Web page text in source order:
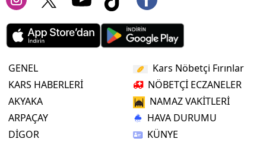
GENEL
KARS HABERLERİ
AKYAKA
ARPAÇAY
DİGOR
Kars Nöbetçi Fırınlar
NÖBETÇİ ECZANELER
NAMAZ VAKİTLERİ
HAVA DURUMU
KÜNYE